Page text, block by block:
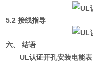
5.2 接线指导
六、 结语
UL认证开孔安装电能表